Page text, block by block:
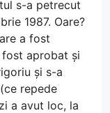
s-a petrecut
1987. Oare?
a fost
aprobat și
și s-a
repede
a avut loc, la